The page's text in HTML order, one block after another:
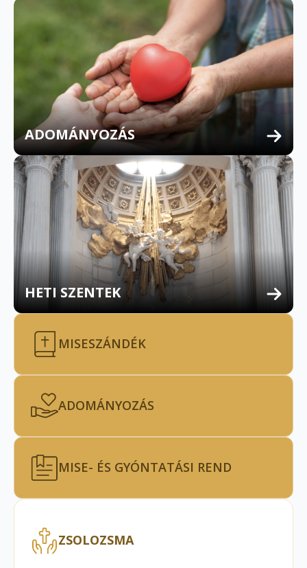
ADOMÁNYOZÁS
HETI SZENTEK
MISESZÁNDÉK
ADOMÁNYOZÁS
MISE- ÉS GYÓNTATÁSI REND
ZSOLOZSMA